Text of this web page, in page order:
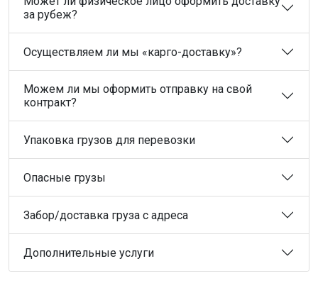
за рубеж?
Осуществляем ли мы «карго-доставку»?
Можем ли мы оформить отправку на свой
контракт?
Упаковка грузов для перевозки
Опасные грузы
Забор/доставка груза с адреса
Дополнительные услуги